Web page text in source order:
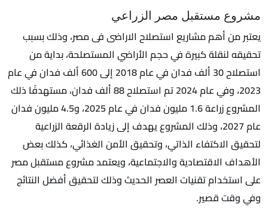
مشروع مستقبل مصر الزراعي
يعتبر من أهم مشاريع استصلاح الاراضى فى مصر، وذلك بسبب
تحقيقه لنقلة كبيرة في حجم الأراضي المستصلحة، بداية من
استصلاح 30 ألف فدان في عام 2018 إلى 600 ألف فدان في عام
2023، وفي عام 2024 تم استصلاح 88 ألف فدان، مستهدفًا ذلك
المشروع زراعة 1.6 مليون فدان في عام 2025، و4.5 مليون فدان
عام 2027، وذلك المشروع يهدف إلى زيادة الرقعة الزراعية
لتحقيق الاكتفاء الذاتي، وتحقيق الأمن الغذائي، كذلك بعض
الأهداف الاقتصادية والاجتماعية، ويعتمد مشروع مستقبل مصر
على استخدام تقنيات العصر الحديث وذلك لتحقيق أفضل النتائج
وفي وقت قصير.